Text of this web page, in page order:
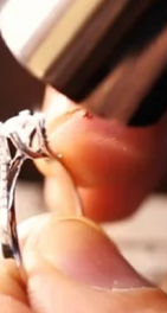
Kolye
RUHUNUZUN BİR